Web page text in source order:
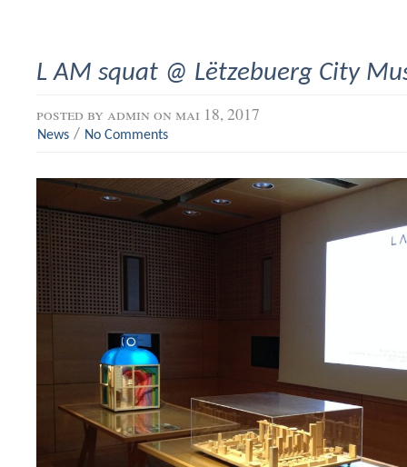
L AM squat @ Lëtzebuerg City
posted by admin on mai 18, 2017
News / No Comments